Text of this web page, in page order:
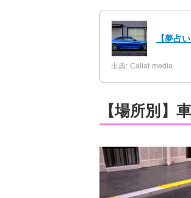
【夢占
出典: Callat media
【場所別】